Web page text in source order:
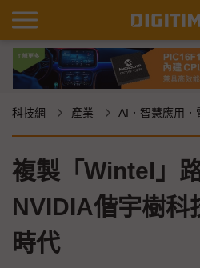
科技網 產業 AI．智慧應用．
複製「Wintel」
NVIDIA偕宇樹科
時代